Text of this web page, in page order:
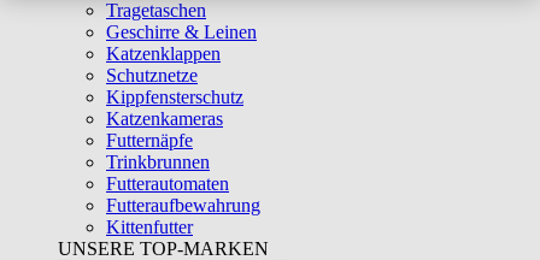
Tragetaschen
Geschirre & Leinen
Katzenklappen
Schutznetze
Kippfensterschutz
Katzenkameras
Futternäpfe
Trinkbrunnen
Futterautomaten
Futteraufbewahrung
Kittenfutter
UNSERE TOP-MARKEN